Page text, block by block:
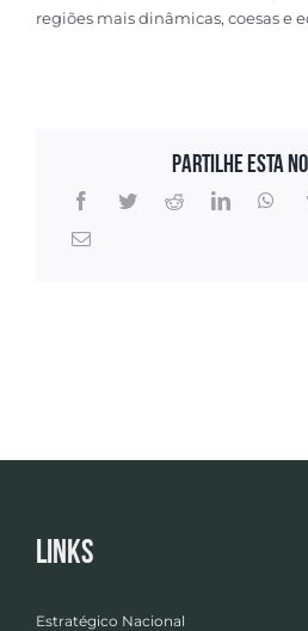
regiões mais dinâmicas, coesas e
Partilhe esta
Links
Estratégico Nacional